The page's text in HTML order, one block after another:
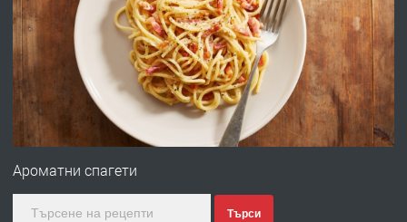
ПРЕДЛАГА Давам гараж под наем
преди 2 дни
ПРЕДЛАГА
№4120 Магазин/Офис под наем в кв.
Ароматни спагети
Търси